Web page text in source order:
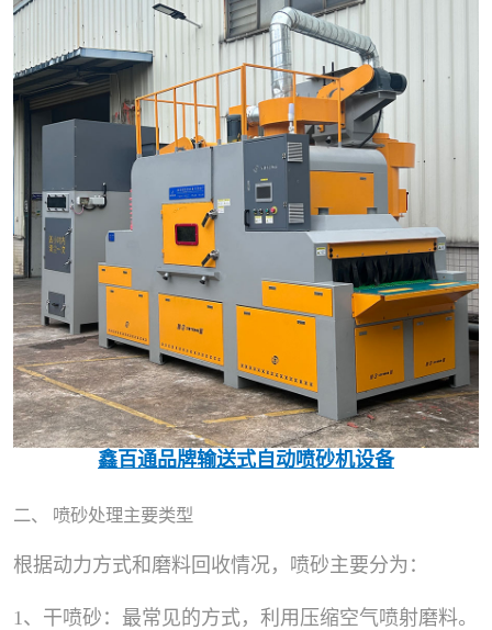
鑫百通品牌输送式自动喷砂机设备
二、 喷砂处理主要类型
根据动力方式和磨料回收情况，喷砂主要分为：
1、干喷砂：最常见的方式，利用压缩空气喷射磨料。